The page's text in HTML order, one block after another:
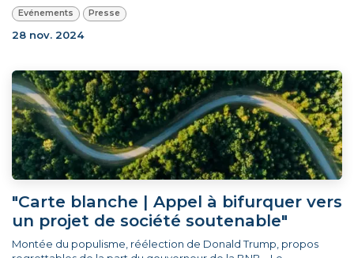
Evénements Presse
28 nov. 2024
"Carte blanche | Appel à bifurquer vers
un projet de société soutenable"
Montée du populisme, réélection de Donald Trump, propos